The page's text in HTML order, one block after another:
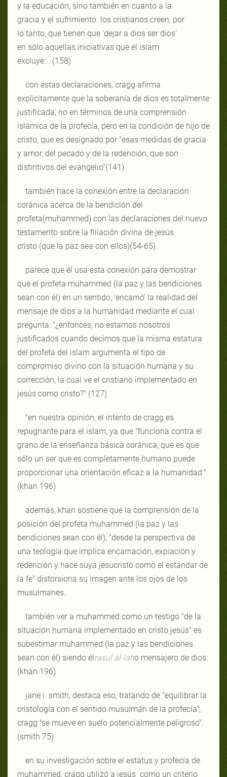
y la educación, sino también en cuanto a la
gracia y el sufrimiento. los cristianos creen, por
lo tanto, que tienen que 'dejar a dios ser dios'
en sólo aquellas iniciativas que el islam
excluye... (158)
con estas declaraciones, cragg afirma
explícitamente que la soberanía de dios es totalmente
justificada, no en términos de una comprensión
islámica de la profecía, pero en la condición de hijo de
cristo, que es designado por "esas medidas de gracia
y amor, del pecado y de la redención, que son
distintivos del evangelio"(141).
también hace la conexión entre la declaración
coránica acerca de la bendición del
profeta(muhammed) con las declaraciones del nuevo
testamento sobre la filiación divina de jesús
cristo (que la paz sea con ellos)(54-65).
parece que él usa esta conexión para demostrar
que el profeta muhammed (la paz y las bendiciones
sean con él) en un sentido, 'encarnó' la realidad del
mensaje de dios a la humanidad mediante el cual
pregunta: "¿entonces, no estamos nosotros
justificados cuando decimos que la misma estatura
del profeta del islam argumenta el tipo de
compromiso divino con la situación humana y su
corrección, la cual ve el cristiano implementado en
jesús como cristo?" (127)
"en nuestra opinión, el intento de cragg es
repugnante para el islam, ya que "funciona contra el
grano de la enseñanza básica coránica, que es que
sólo un ser que es completamente humano puede
proporcionar una orientación eficaz a la humanidad."
(khan 196)
además, khan sostiene que la comprensión de la
posición del profeta muhammed (la paz y las
bendiciones sean con él), "desde la perspectiva de
una teología que implica encarnación, expiación y
redención y hace suya jesucristo como el estándar de
la fe" distorsiona su imagen ante los ojos de los
musulmanes.
también ver a muhammed como un testigo "de la
situación humana implementado en cristo jesús" es
subestimar muhammed (la paz y las bendiciones
sean con él) siendo élrasul al-laho mensajero de dios.
(khan 196)
jane i. smith, destaca eso, tratando de "equilibrar la
cristología con el sentido musulmán de la profecía",
cragg "se mueve en suelo potencialmente peligroso".
(smith 75)
en su investigación sobre el estatus y profecía de
muhammed, cragg utilizó a jesús como un criterio